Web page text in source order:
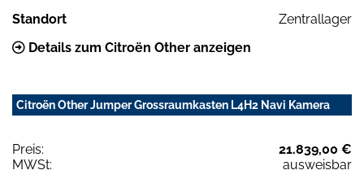
Standort
Zentrallager
Details zum Citroën Other anzeigen
Citroën Other Jumper Grossraumkasten L4H2 Navi Kamera
Preis:
21.839,00 €
MWSt:
ausweisbar